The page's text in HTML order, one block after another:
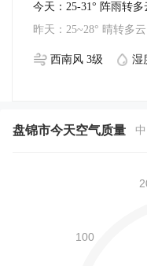
今天：25-31° 阵雨转多
昨天：25~28° 晴转多云
西南风 3级 湿
盘锦市今天空气质量